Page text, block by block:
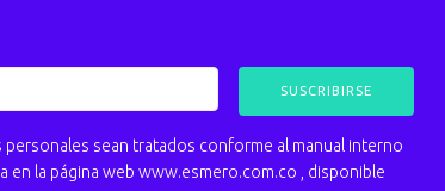
personales sean tratados conforme al manual interno
la página web www.esmero.com.co , disponible